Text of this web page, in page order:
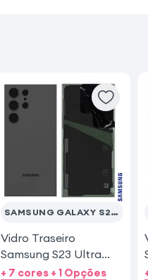
SAMSUNG GALAXY S23 ULTRA
Vidro Traseiro
Samsung S23 Ultra
Preto
+ 7 cores + 1 Opções